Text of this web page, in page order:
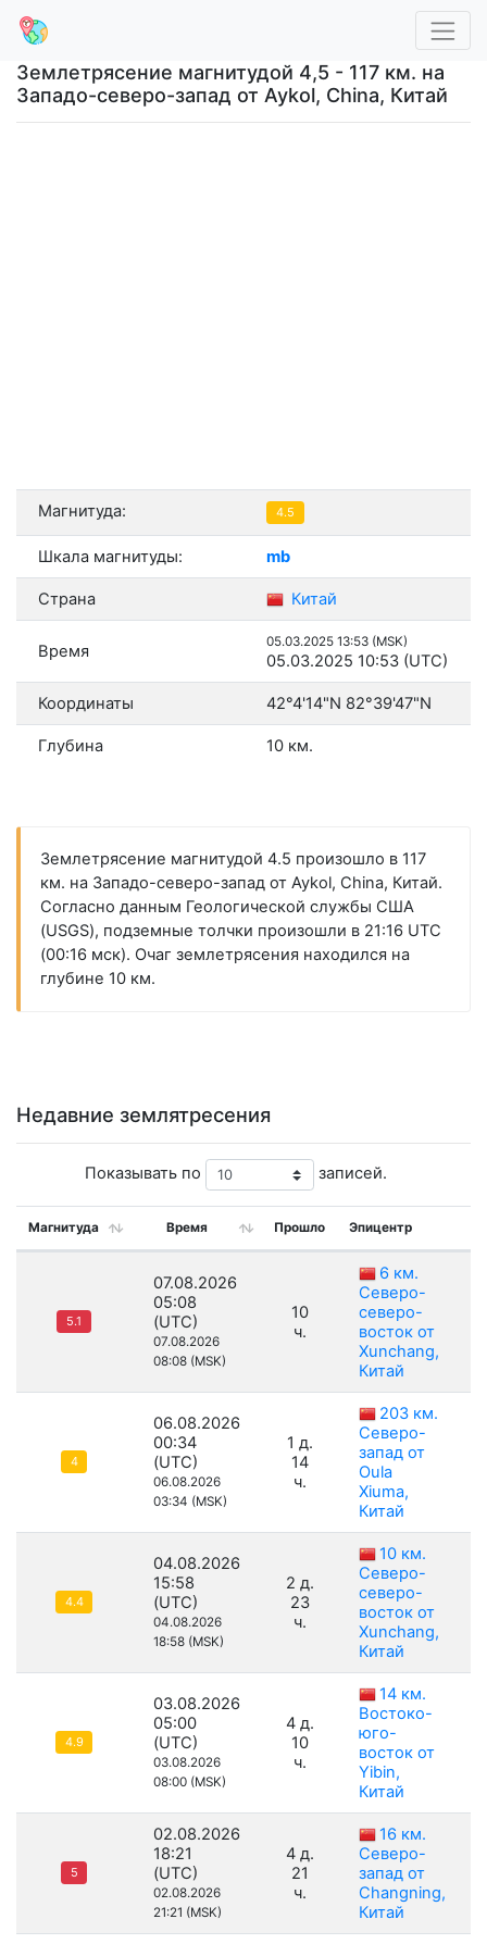
Землетрясение магнитудой 4,5 - 117 км. на
Западо-северо-запад от Aykol, China, Китай
Магнитуда: 4.5
Шкала магнитуды: mb
Страна Китай
Время 05.03.2025 13:53 (MSK)
05.03.2025 10:53 (UTC)
Координаты 42°4'14"N 82°39'47"N
Глубина 10 км.
Землетрясение магнитудой 4.5 произошло в 117
км. на Западо-северо-запад от Aykol, China, Китай.
Согласно данным Геологической службы США
(USGS), подземные толчки произошли в 21:16 UTC
(00:16 мск). Очаг землетрясения находился на
глубине 10 км.
Недавние землятресения
Показывать по записей.
Магнитуда Время Прошло Эпицентр
5.1
07.08.2026
05:08
(UTC)
07.08.2026
08:08 (MSK)
10
ч.
6 км.
Северо-
северо-
восток от
Xunchang,
Китай
4
06.08.2026
00:34
(UTC)
06.08.2026
03:34 (MSK)
1 д.
14
ч.
203 км.
Северо-
запад от
Oula
Xiuma,
Китай
4.4
04.08.2026
15:58
(UTC)
04.08.2026
18:58 (MSK)
2 д.
23
ч.
10 км.
Северо-
северо-
восток от
Xunchang,
Китай
4.9
03.08.2026
05:00
(UTC)
03.08.2026
08:00 (MSK)
4 д.
10
ч.
14 км.
Востоко-
юго-
восток от
Yibin,
Китай
5
02.08.2026
18:21
(UTC)
02.08.2026
21:21 (MSK)
4 д.
21
ч.
16 км.
Северо-
запад от
Changning,
Китай